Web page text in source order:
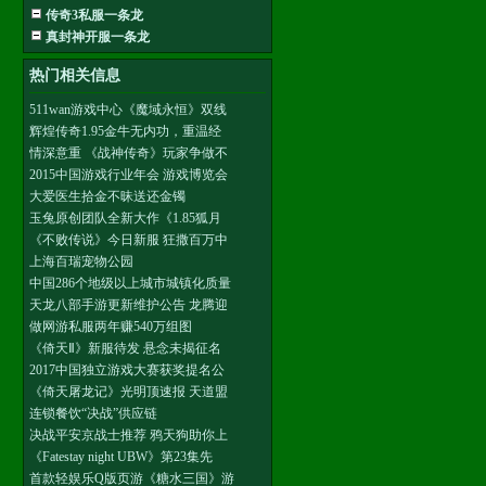
传奇3私服一条龙
真封神开服一条龙
热门相关信息
511wan游戏中心《魔域永恒》双线
辉煌传奇1.95金牛无内功，重温经
情深意重 《战神传奇》玩家争做不
2015中国游戏行业年会 游戏博览会
大爱医生拾金不昧送还金镯
玉兔原创团队全新大作《1.85狐月
《不败传说》今日新服 狂撒百万中
上海百瑞宠物公园
中国286个地级以上城市城镇化质量
天龙八部手游更新维护公告 龙腾迎
做网游私服两年赚540万组图
《倚天Ⅱ》新服待发 悬念未揭征名
2017中国独立游戏大赛获奖提名公
《倚天屠龙记》光明顶速报 天道盟
连锁餐饮“决战”供应链
决战平安京战士推荐 鸦天狗助你上
《Fatestay night UBW》第23集先
首款轻娱乐Q版页游《糖水三国》游